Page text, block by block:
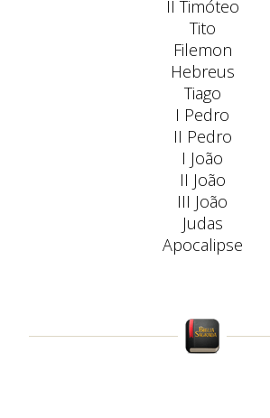
II Timóteo
Tito
Filemon
Hebreus
Tiago
I Pedro
II Pedro
I João
II João
III João
Judas
Apocalipse